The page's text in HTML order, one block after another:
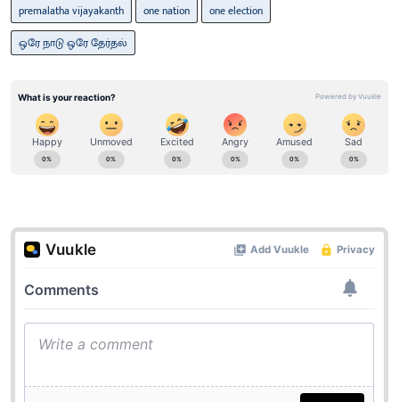
premalatha vijayakanth
one nation
one election
ஒரே நாடு ஒரே தேர்தல்